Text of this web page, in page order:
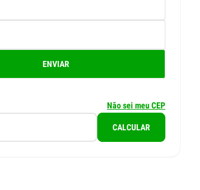
ENVIAR
Não sei meu CEP
CALCULAR